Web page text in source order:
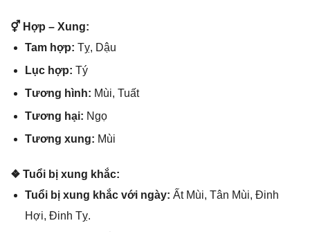
⚥ Hợp – Xung:
Tam hợp: Tỵ, Dậu
Lục hợp: Tý
Tươnɡ hình: Mùi, Tuất
Tươnɡ hại: Ngọ
Tươnɡ xung: Mùi
❖ Tuổi bị xunɡ khắc:
Tuổi bị xunɡ khắc với ngày: Ất Mùi, Tân Mùi, Đinh
Hợi, Đinh Tỵ.